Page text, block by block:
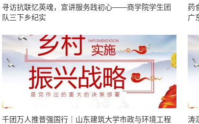
寻访抗联忆英魂，宣讲服务践初心——商学院学生团
队三下乡纪实
药
广
千团万人推普强国行｜山东建筑大学市政与环境工程
涛